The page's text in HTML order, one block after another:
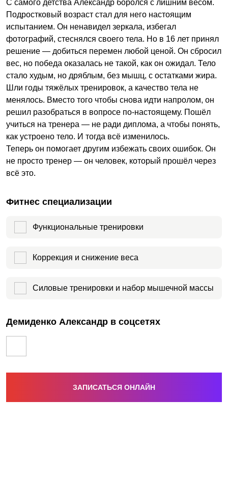
С самого детства Александр боролся с лишним весом.
Подростковый возраст стал для него настоящим
испытанием. Он ненавидел зеркала, избегал
фотографий, стеснялся своего тела. Но в 16 лет принял
решение — добиться перемен любой ценой. Он сбросил
вес, но победа оказалась не такой, как он ожидал. Тело
стало худым, но дряблым, без мышц, с остатками жира.
Шли годы тяжёлых тренировок, а качество тела не
менялось. Вместо того чтобы снова идти напролом, он
решил разобраться в вопросе по-настоящему. Пошёл
учиться на тренера — не ради диплома, а чтобы понять,
как устроено тело. И тогда всё изменилось.
Теперь он помогает другим избежать своих ошибок. Он
не просто тренер — он человек, который прошёл через
всё это.
Фитнес специализации
Функциональные тренировки
Коррекция и снижение веса
Силовые тренировки и набор мышечной массы
Демиденко Александр в соцсетях
ЗАПИСАТЬСЯ ОНЛАЙН